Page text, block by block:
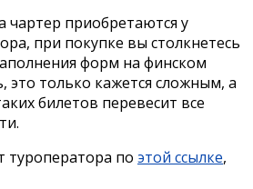
чартер приобретаются у
при покупке вы столкнетесь
форм на финском
это только кажется сложным, а
билетов перевесит все
туроператора по этой ссылке,